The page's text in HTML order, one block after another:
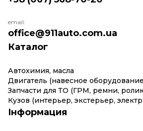
Каталог
Автохимия, масла
Двигатель (навесное
Запчасти для ТО (ГРМ, ремни,
Кузов (интерьер, экстерьер,
Інформация
email:
office@911auto.com.ua